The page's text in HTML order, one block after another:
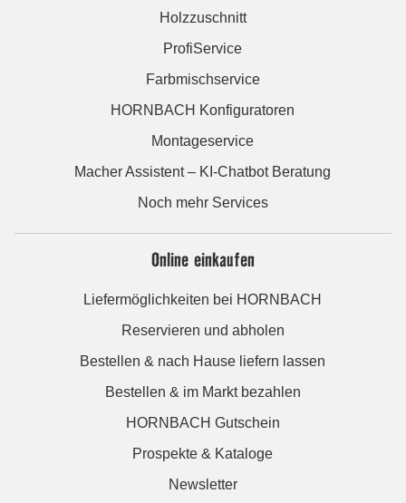
Holzzuschnitt
ProfiService
Farbmischservice
HORNBACH Konfiguratoren
Montageservice
Macher Assistent – KI-Chatbot Beratung
Noch mehr Services
Online einkaufen
Liefermöglichkeiten bei HORNBACH
Reservieren und abholen
Bestellen & nach Hause liefern lassen
Bestellen & im Markt bezahlen
HORNBACH Gutschein
Prospekte & Kataloge
Newsletter